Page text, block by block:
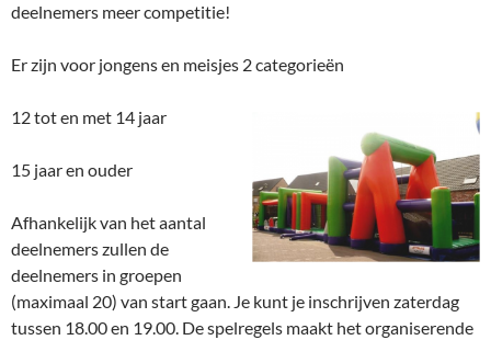
deelnemers meer competitie!
Er zijn voor jongens en meisjes 2 categorieën
12 tot en met 14 jaar
15 jaar en ouder
Afhankelijk van het aantal
deelnemers zullen de
deelnemers in groepen
(maximaal 20) van start gaan. Je kunt je inschrijven zaterdag
tussen 18.00 en 19.00. De spelregels maakt het organiserende